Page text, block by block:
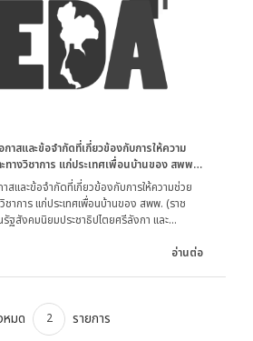
าสและข้อจำกัดที่เกี่ยวข้องกับการให้ความ
ทางวิชาการ แก่ประเทศเพื่อนบ้านของ สพพ.
ารณรัฐสังคมนิยมประชาธิปไตยศรีลังกา และ
มอร์-เลสเต)
สและข้อจำกัดที่เกี่ยวข้องกับการให้ความช่วย
ชาการ แก่ประเทศเพื่อนบ้านของ สพพ. (ราช
ฐสังคมนิยมประชาธิปไตยศรีลังกา และ
อ่านต่อ
หมด 2 รายการ